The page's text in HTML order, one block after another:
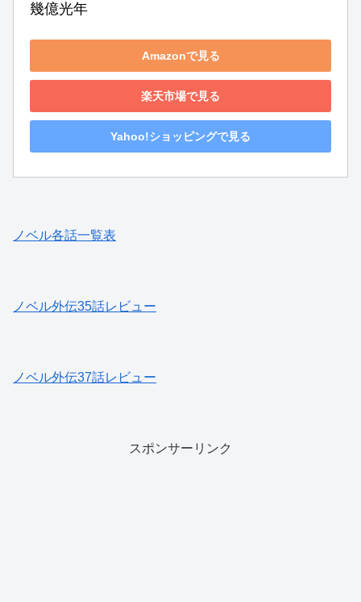
幾億光年
Amazonで見る
楽天市場で見る
Yahoo!ショッピングで見る
ノベル各話一覧表
ノベル外伝35話レビュー
ノベル外伝37話レビュー
スポンサーリンク